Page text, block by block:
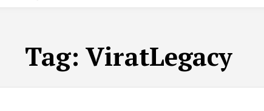
Tag: ViratLegacy